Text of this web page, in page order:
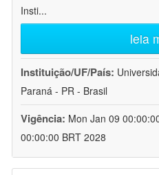
Insti...
leia
Instituição/UF/País:
Paraná - PR - Brasil
Vigência: Mon Jan 09
00:00:00 BRT 2028